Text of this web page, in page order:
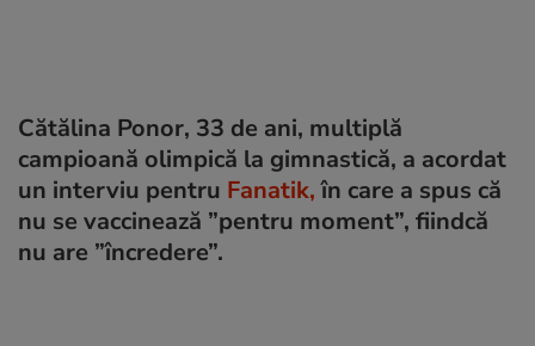
Cătălina Ponor, 33 de ani, multiplă
campioană olimpică la gimnastică, a acordat
un interviu pentru Fanatik,în care a spus că
nu se vaccinează ”pentru moment”, fiindcă
nu are ”încredere”.